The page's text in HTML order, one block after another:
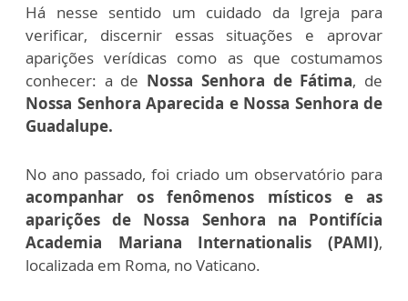
Há nesse sentido um cuidado da Igreja para
verificar, discernir essas situações e aprovar
aparições verídicas como as que costumamos
conhecer: a de Nossa Senhora de Fátima, de
Nossa Senhora Aparecida e Nossa Senhora de
Guadalupe.
No ano passado, foi criado um observatório para
acompanhar os fenômenos místicos e as
aparições de Nossa Senhora na Pontifícia
Academia Mariana Internationalis (PAMI),
localizada em Roma, no Vaticano.